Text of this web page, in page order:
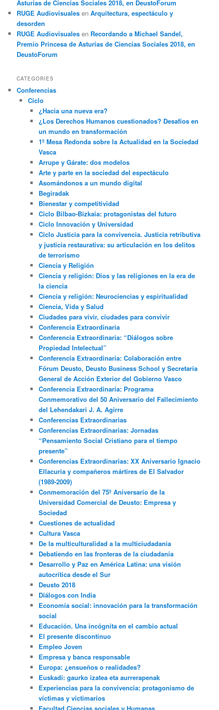
Asturias de Ciencias Sociales 2018, en DeustoForum
RUGE Audiovisuales enArquitectura, espectáculo y
desorden
RUGE Audiovisuales en Recordando a Michael Sandel,
Premio Princesa de Asturias de Ciencias Sociales 2018, en
DeustoForum
CATEGORIES
Conferencias
Ciclo
¿Hacia una nueva era?
¿Los Derechos Humanos cuestionados? Desafíos en
un mundo en transformación
1º Mesa Redonda sobre la Actualidad en la Sociedad
Vasca
Arrupe y Gárate: dos modelos
Arte y parte en la sociedad del espectáculo
Asomándonos a un mundo digital
Begiradak
Bienestar y competitividad
Ciclo Bilbao-Bizkaia: protagonistas del futuro
Ciclo Innovación y Universidad
Ciclo Justicia para la convivencia. Justicia retributiva
y justicia restaurativa: su articulación en los delitos
de terrorismo
Ciencia y Religión
Ciencia y religión: Dios y las religiones en la era de
la ciencia
Ciencia y religión: Neurociencias y espiritualidad
Ciencia, Vida y Salud
Ciudades para vivir, ciudades para convivir
Conferencia Extraordinaria
Conferencia Extraordinaria: “Diálogos sobre
Propiedad Intelectual”
Conferencia Extraordinaria: Colaboración entre
Fórum Deusto, Deusto Business School y Secretaría
General de Acción Exterior del Gobierno Vasco
Conferencia Extraordinaria: Programa
Conmemorativo del 50 Aniversario del Fallecimiento
del Lehendakari J. A. Agirre
Conferencias Extraordinarias
Conferencias Extraordinarias: Jornadas
“Pensamiento Social Cristiano para el tiempo
presente”
Conferencias Extraordinarias: XX Aniversario Ignacio
Ellacuria y compañeros mártires de El Salvador
(1989-2009)
Conmemoración del 75º Aniversario de la
Universidad Comercial de Deusto: Empresa y
Sociedad
Cuestiones de actualidad
Cultura Vasca
De la multiculturalidad a la multiciudadania
Debatiendo en las fronteras de la ciudadanía
Desarrollo y Paz en América Latina: una visión
autocrítica desde el Sur
Deusto 2018
Diálogos con India
Economía social: innovación para la transformación
social
Educación. Una incógnita en el cambio actual
El presente discontinuo
Empleo Joven
Empresa y banca responsable
Europa: ¿ensueños o realidades?
Euskadi: gaurko izatea eta aurrerapenak
Experiencias para la convivencia: protagonismo de
víctimas y victimarios